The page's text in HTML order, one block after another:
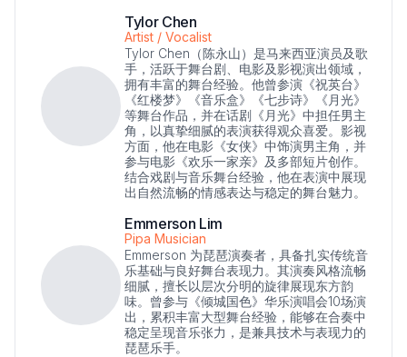
Tylor Chen
Artist / Vocalist
Tylor Chen（陈永山）是马来西亚演员及歌
手，活跃于舞台剧、电影及影视演出领域，
拥有丰富的舞台经验。他曾参演《祝英台》
《红楼梦》《音乐盒》《七步诗》《月光》
等舞台作品，并在话剧《月光》中担任男主
角，以真挚细腻的表演获得观众喜爱。影视
方面，他在电影《女侠》中饰演男主角，并
参与电影《欢乐一家亲》及多部短片创作。
结合戏剧与音乐舞台经验，他在表演中展现
出自然流畅的情感表达与稳定的舞台魅力。
Emmerson Lim
Pipa Musician
Emmerson 为琵琶演奏者，具备扎实传统音
乐基础与良好舞台表现力。其演奏风格流畅
细腻，擅长以层次分明的旋律展现东方韵
味。曾参与《倾城国色》华乐演唱会10场演
出，累积丰富大型舞台经验，能够在合奏中
稳定呈现音乐张力，是兼具技术与表现力的
琵琶乐手。